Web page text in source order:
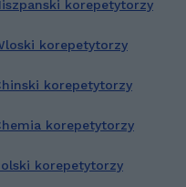
korepetytorzy
korepetytorzy
korepetytorzy
korepetytorzy
korepetytorzy